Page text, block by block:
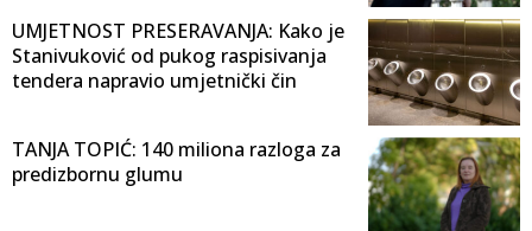
UMJETNOST PRESERAVANJA: Kako je
Stanivuković od pukog raspisivanja
tendera napravio umjetnički čin
TANJA TOPIĆ: 140 miliona razloga za
predizbornu glumu